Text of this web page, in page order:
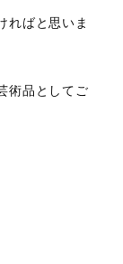
ればと思いま
術品としてご